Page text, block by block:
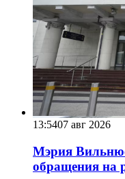
13:5407 авг 2026
Мэрия
обращения на